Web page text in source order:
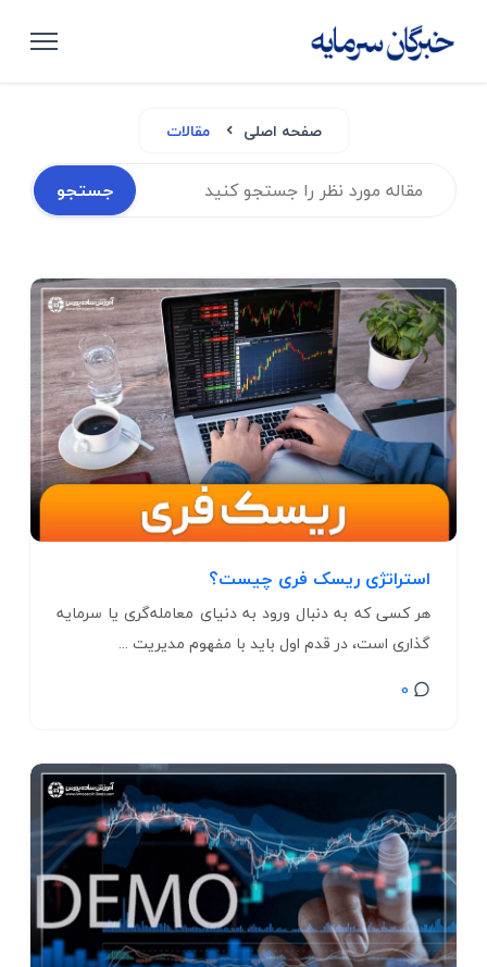
صفحه اصلی مقالات
جستجو
استراتژی ریسک فری چیست؟
هر کسی که به دنبال ورود به دنیای معامله‌گری یا سرمایه
‌گذاری است، در قدم اول باید با مفهوم مدیریت ...
0